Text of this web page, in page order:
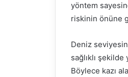
yöntem
riskinin önüne
Deniz
sağlıklı
Böylece kazı